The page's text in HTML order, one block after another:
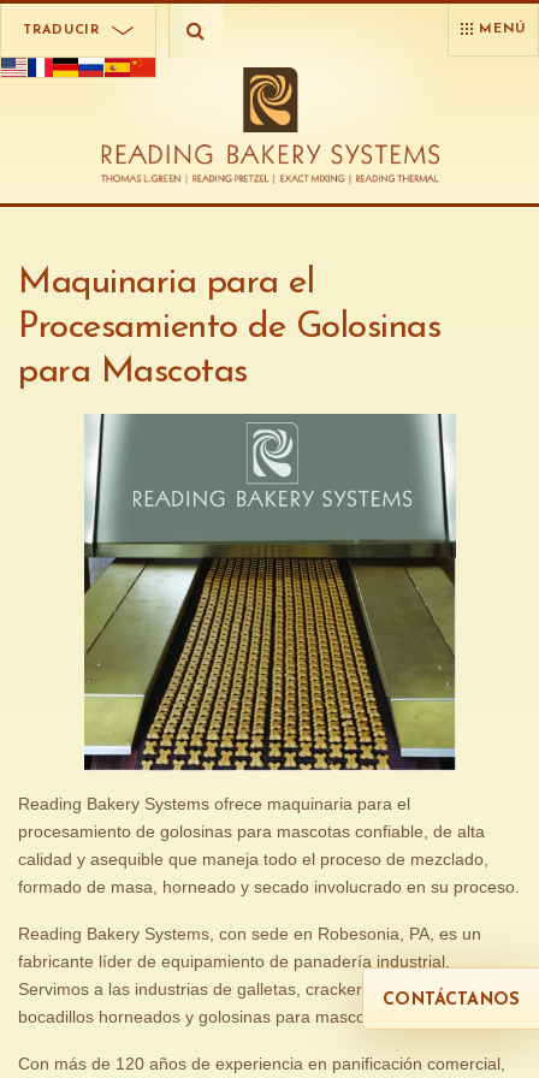
TRADUCIR MENÚ
Maquinaria para el
Procesamiento de Golosinas
para Mascotas
Reading Bakery Systems ofrece maquinaria para el
procesamiento de golosinas para mascotas confiable, de alta
calidad y asequible que maneja todo el proceso de mezclado,
formado de masa, horneado y secado involucrado en su proceso.
Reading Bakery Systems, con sede en Robesonia, PA, es un
fabricante líder de equipamiento de panadería industrial.
Servimos a las industrias de galletas, crackers, pretzels,
bocadillos horneados y golosinas para mascotas.
Con más de 120 años de experiencia en panificación comercial,
CONTÁCTANOS